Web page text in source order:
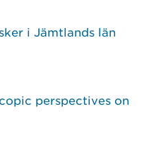
i Jämtlands län
perspectives on